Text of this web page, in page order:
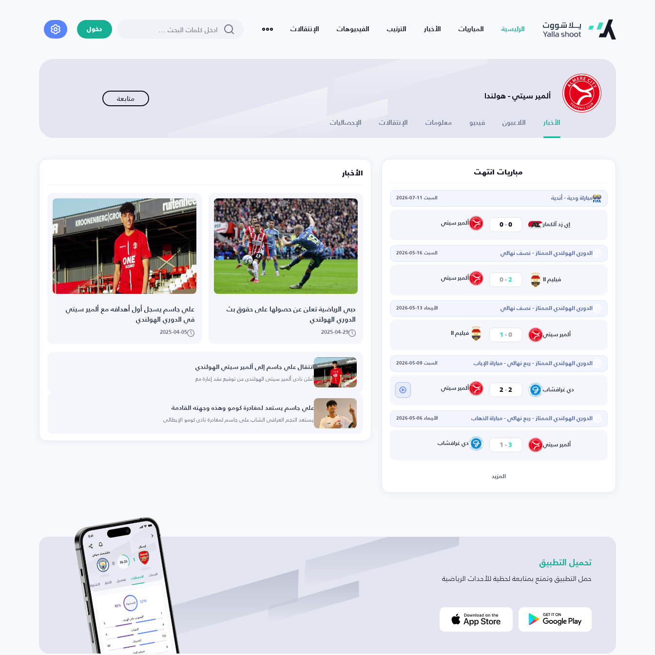
الرئيسية المباريات الأخبار الترتيب الفيديوهات الإنتقالات دخول
ألمير سيتي - هولندا متابعة
الأخبار اللاعبون فيديو معلومات الإنتقالات الإحصائيات
مباريات انتهت
مباراة ودية - أندية السبت 11-07-2026
إي زد آلكمار 0
-
0 ألمير سيتي
الدوري الهولندي الممتاز - نصف نهائي السبت 16-05-2026
فيليم II 2
-
0 ألمير سيتي
الدوري الهولندي الممتاز - نصف نهائي الأربعاء 13-05-2026
ألمير سيتي 0
-
1 فيليم II
الدوري الهولندي الممتاز - ربع نهائي - مباراة الإياب السبت 09-05-2026
دي غرافشاب 2
-
2 ألمير سيتي
الدوري الهولندي الممتاز - ربع نهائي - مباراة الذهاب الأربعاء 06-05-2026
ألمير سيتي 3
-
1 دي غرافشاب
المزيد
الأخبار
دبي الرياضية تعلن عن حصولها على حقوق بث
الدوري الهولندي
2025-04-29
علي جاسم يسجل أول أهدافه مع ألمير سيتي
في الدوري الهولندي
2025-04-05
انتقال علي جاسم إلى ألمير سيتي الهولندي
أعلن نادي ألمير سيتي الهولندي عن توقيع عقد إعارة مع
علي جاسم يستعد لمغادرة كومو وهذه وجهته القادمة
يستعد النجم العراقي الشاب علي جاسم لمغادرة نادي كومو الإيطالي
تحميل التطبيق
حمل التطبيق وتمتع بمتابعة لحظية للأحداث الرياضية